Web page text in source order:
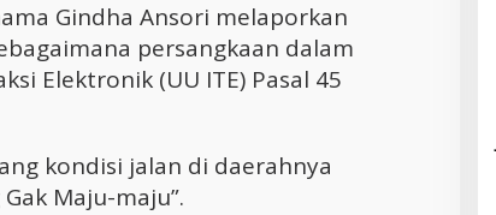
Gindha Ansori melaporkan
persangkaan dalam
Elektronik (UU ITE) Pasal 45
kondisi jalan di daerahnya
Maju-maju”.